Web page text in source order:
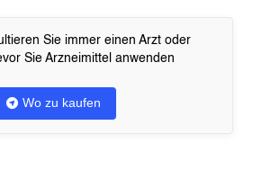
Sie immer einen Arzt oder
Sie Arzneimittel anwenden
Wo zu kaufen